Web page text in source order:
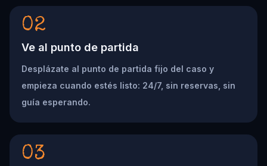
02
Ve al punto de partida
Desplázate al punto de partida fijo del caso y
empieza cuando estés listo: 24/7, sin reservas, sin
guía esperando.
03